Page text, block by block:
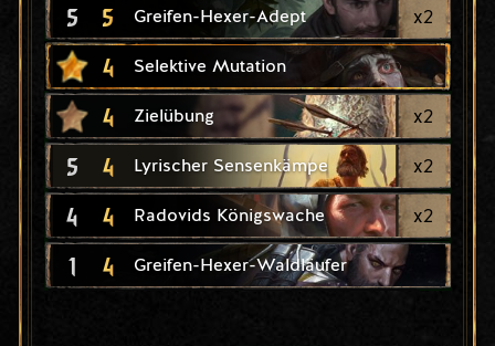
5 5 Greifen-Hexer-Adept x2
4 Selektive Mutation
4 Zielübung x2
5 4 Lyrischer Sensenkämpe x2
4 4 Radovids Königswache x2
1 4 Greifen-Hexer-Waldläufer